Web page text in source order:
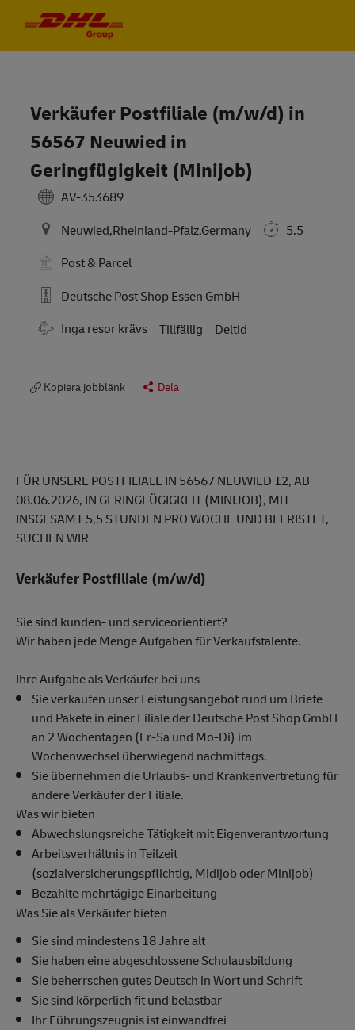
Verkäufer Postfiliale (m/w/d) in
56567 Neuwied in
Geringfügigkeit (Minijob)
AV-353689
Neuwied,Rheinland-Pfalz,Germany
5.5
Post & Parcel
Deutsche Post Shop Essen GmbH
Travel Required
Inga resor krävs Tillfällig Deltid
Kopiera jobblänk Dela
FÜR UNSERE POSTFILIALE IN 56567 NEUWIED 12, AB
08.06.2026, IN GERINGFÜGIGKEIT (MINIJOB), MIT
INSGESAMT 5,5 STUNDEN PRO WOCHE UND BEFRISTET,
SUCHEN WIR
Verkäufer Postfiliale (m/w/d)
Sie sind kunden- und serviceorientiert?
Wir haben jede Menge Aufgaben für Verkaufstalente.
Ihre Aufgabe als Verkäufer bei uns
Sie verkaufen unser Leistungsangebot rund um Briefe
und Pakete in einer Filiale der Deutsche Post Shop GmbH
an 2 Wochentagen (Fr-Sa und Mo-Di) im
Wochenwechsel überwiegend nachmittags.
Sie übernehmen die Urlaubs- und Krankenvertretung für
andere Verkäufer der Filiale.
Was wir bieten
Abwechslungsreiche Tätigkeit mit Eigenverantwortung
Arbeitsverhältnis in Teilzeit
(sozialversicherungspflichtig, Midijob oder Minijob)
Bezahlte mehrtägige Einarbeitung
Was Sie als Verkäufer bieten
Sie sind mindestens 18 Jahre alt
Sie haben eine abgeschlossene Schulausbildung
Sie beherrschen gutes Deutsch in Wort und Schrift
Sie sind körperlich fit und belastbar
Ihr Führungszeugnis ist einwandfrei